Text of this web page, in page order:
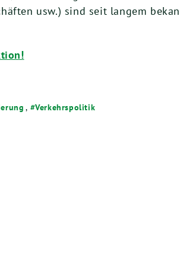
usw.) sind seit langem
, Verkehrspolitik